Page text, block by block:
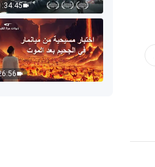
33:44
(6)